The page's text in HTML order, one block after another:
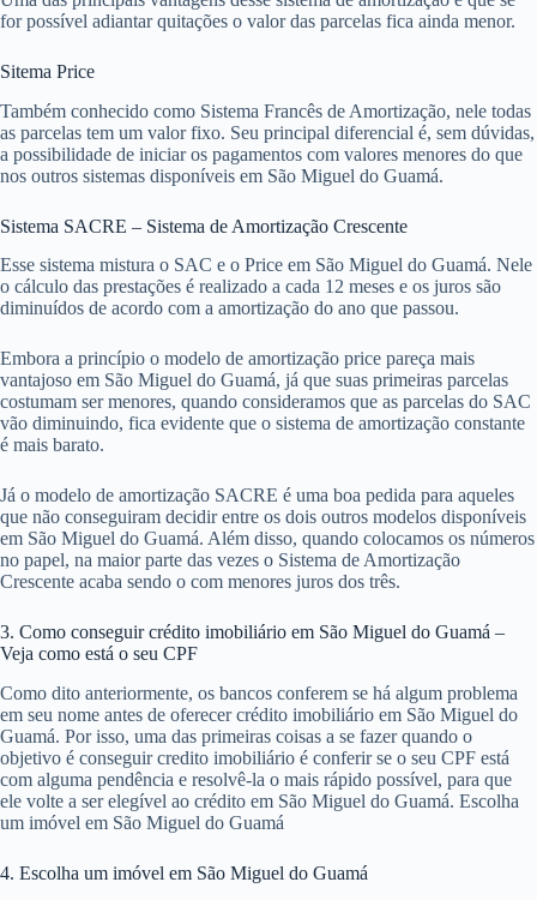
pagar sua dívida em São Miguel do Guamá. Como cada empresa
você conheça os três principais e escolha o que achar melhor para o
seu caso. Aqui estão eles:
Sistema SAC – Sistema de Amortização Constante
Aqui o valor das parcelas diminui com o passar dos anos em São
porque valor dos juros diminui, já que a dívida fica menor mais rápido.
Uma das principais vantagens desse sistema de amortização é que se
for possível adiantar quitações o valor das parcelas fica ainda menor.
Sitema Price
Também conhecido como Sistema Francês de Amortização, nele todas
as parcelas tem um valor fixo. Seu principal diferencial é, sem dúvidas,
a possibilidade de iniciar os pagamentos com valores menores do que
Sistema SACRE – Sistema de Amortização Crescente
Esse sistema mistura o SAC e o Price em São Miguel do Guamá. Nele
o cálculo das prestações é realizado a cada 12 meses e os juros são
Embora a princípio o modelo de amortização price pareça mais
costumam ser menores, quando consideramos que as parcelas do SAC
vão diminuindo, fica evidente que o sistema de amortização constante
é mais barato.
Já o modelo de amortização SACRE é uma boa pedida para aqueles
que não conseguiram decidir entre os dois outros modelos disponíveis
em São Miguel do Guamá. Além disso, quando colocamos os números
Crescente acaba sendo o com menores juros dos três.